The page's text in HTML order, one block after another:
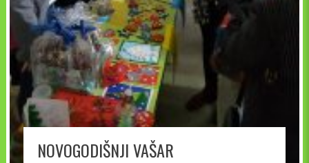
NOVOGODIŠNJI VAŠAR